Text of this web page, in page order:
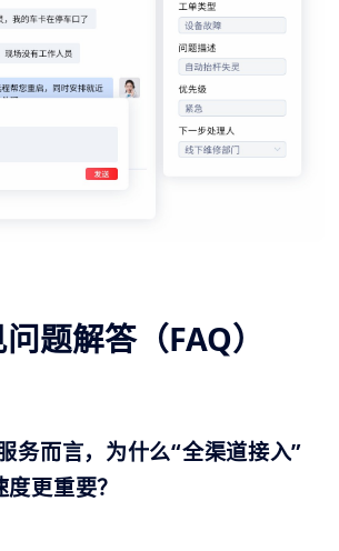
题解答（FAQ）
务而言，为什么“全渠道接入”
更重要？